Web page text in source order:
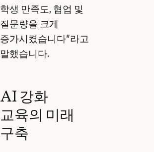
학생 만족도, 협업 및
질문량을 크게
증가시켰습니다"라고
말했습니다.
AI 강화
교육의 미래
구축